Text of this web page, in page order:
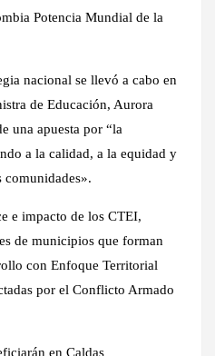
Potencia Mundial de la
nacional se llevó a cabo en
de Educación, Aurora
una apuesta por “la
a la calidad, a la equidad y
comunidades».
e impacto de los CTEI,
de municipios que forman
con Enfoque Territorial
por el Conflicto Armado
en Caldas